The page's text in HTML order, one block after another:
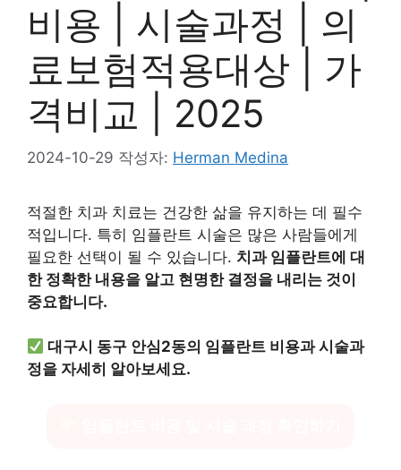
비용 | 시술과정 | 의
료보험적용대상 | 가
격비교 | 2025
2024-10-29 작성자: Herman Medina
적절한 치과 치료는 건강한 삶을 유지하는 데 필수
적입니다. 특히 임플란트 시술은 많은 사람들에게
필요한 선택이 될 수 있습니다. 치과 임플란트에 대
한 정확한 내용을 알고 현명한 결정을 내리는 것이
중요합니다.
대구시 동구 안심2동의 임플란트 비용과 시술과
정을 자세히 알아보세요.